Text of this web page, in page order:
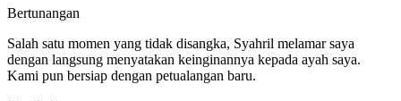
Bertunangan
Salah satu momen yang tidak disangka, Syahril melamar saya
dengan langsung menyatakan keinginannya kepada ayah saya.
Kami pun bersiap dengan petualangan baru.